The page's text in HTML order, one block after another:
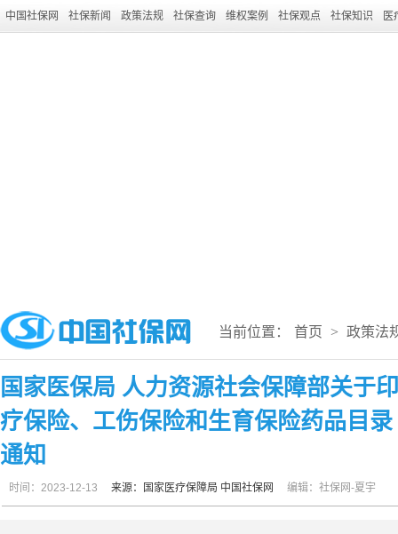
中国社保网 社保新闻 政策法规 社保查询 维权案例 社保观点 社保知识 医
当前位置： 首页 > 政策法
国家医保局 人力资源社会保障部关于
疗保险、工伤保险和生育保险药品目录
通知
时间：2023-12-13 来源：国家医疗保障局 中国社保网 编辑：社保网-夏宇